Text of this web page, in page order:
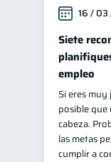
16 /
Siete
empleo
Si eres
posible que
cabeza.
las metas
cumplir a